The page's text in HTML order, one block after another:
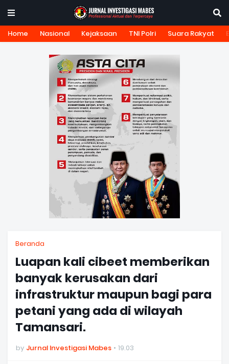
Home Nasional Kejaksaan TNI Polri Suara Rakyat
Beranda
Luapan kali cibeet memberikan
banyak kerusakan dari
infrastruktur maupun bagi para
petani yang ada di wilayah
Tamansari.
by Jurnal Investigasi Mabes 19.03